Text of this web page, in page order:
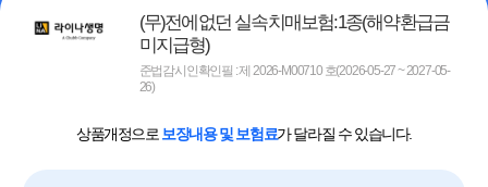
(무)전에없던 실속치매보험:1종(해약환급금
미지급형)
준법감시인확인필 : 제 2026-M00710 호(2026-05-27 ~ 2027-05-
26)
상품개정으로 보장내용 및 보험료가 달라질 수 있습니다.